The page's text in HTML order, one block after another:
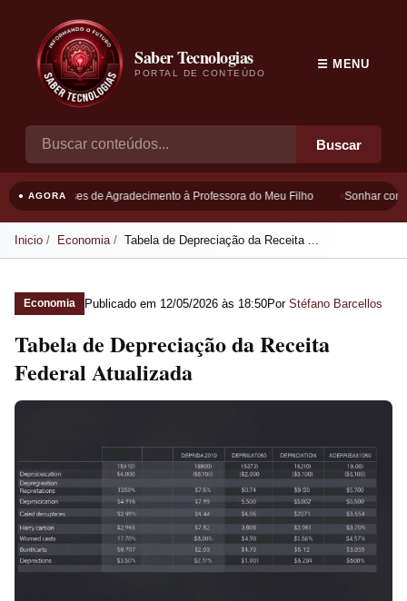
Saber Tecnologias
PORTAL DE CONTEÚDO
Buscar
☰ MENU
● AGORAFrases de Agradecimento à Professora do Meu Filho Sonhar com
Inicio Economia Tabela de Depreciação da Receita ...
Economia Publicado em 12/05/2026 às 18:50Por Stéfano Barcellos
Tabela de Depreciação da Receita
Federal Atualizada